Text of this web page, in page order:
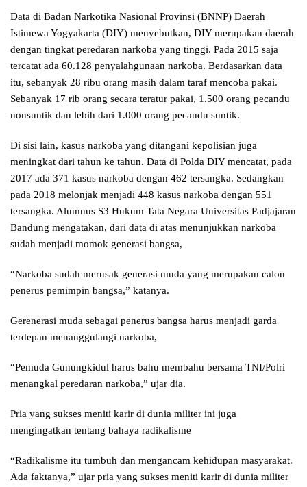
Data di Badan Narkotika Nasional Provinsi (BNNP) Daerah
Istimewa Yogyakarta (DIY) menyebutkan, DIY merupakan daerah
dengan tingkat peredaran narkoba yang tinggi. Pada 2015 saja
tercatat ada 60.128 penyalahgunaan narkoba. Berdasarkan data
itu, sebanyak 28 ribu orang masih dalam taraf mencoba pakai.
Sebanyak 17 rib orang secara teratur pakai, 1.500 orang pecandu
nonsuntik dan lebih dari 1.000 orang pecandu suntik.
Di sisi lain, kasus narkoba yang ditangani kepolisian juga
meningkat dari tahun ke tahun. Data di Polda DIY mencatat, pada
2017 ada 371 kasus narkoba dengan 462 tersangka. Sedangkan
pada 2018 melonjak menjadi 448 kasus narkoba dengan 551
tersangka. Alumnus S3 Hukum Tata Negara Universitas Padjajaran
Bandung mengatakan, dari data di atas menunjukkan narkoba
sudah menjadi momok generasi bangsa,
“Narkoba sudah merusak generasi muda yang merupakan calon
penerus pemimpin bangsa,” katanya.
Gerenerasi muda sebagai penerus bangsa harus menjadi garda
terdepan menanggulangi narkoba,
“Pemuda Gunungkidul harus bahu membahu bersama TNI/Polri
menangkal peredaran narkoba,” ujar dia.
Pria yang sukses meniti karir di dunia militer ini juga
mengingatkan tentang bahaya radikalisme
“Radikalisme itu tumbuh dan mengancam kehidupan masyarakat.
Ada faktanya,” ujar pria yang sukses meniti karir di dunia militer